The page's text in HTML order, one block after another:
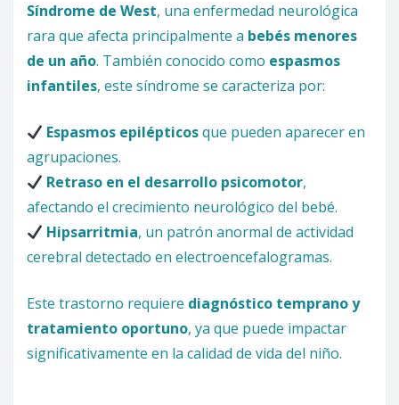
Síndrome de West, una enfermedad neurológica
rara que afecta principalmente a bebés menores
de un año. También conocido como espasmos
infantiles, este síndrome se caracteriza por:
Espasmos epilépticosque pueden aparecer en
agrupaciones.
Retraso en el desarrollo psicomotor,
afectando el crecimiento neurológico del bebé.
Hipsarritmia, un patrón anormal de actividad
cerebral detectado en electroencefalogramas.
Este trastorno requiere diagnóstico temprano y
tratamiento oportuno, ya que puede impactar
significativamente en la calidad de vida del niño.